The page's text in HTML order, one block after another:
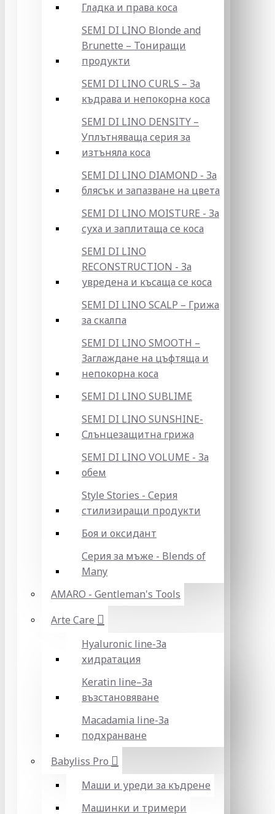
Гладка и права коса
SEMI DI LINO Blonde and
Brunette – Тониращи
продукти
SEMI DI LINO CURLS – За
къдрава и непокорна коса
SEMI DI LINO DENSITY –
Уплътняваща серия за
изтъняла коса
SEMI DI LINO DIAMOND - За
блясък и запазване на цвета
SEMI DI LINO MOISTURE - За
суха и заплитаща се коса
SEMI DI LINO
RECONSTRUCTION - За
увредена и късаща се коса
SEMI DI LINO SCALP – Грижа
за скалпа
SEMI DI LINO SMOOTH –
Заглаждане на цъфтяща и
непокорна коса
SEMI DI LINO SUBLIME
SEMI DI LINO SUNSHINE-
Слънцезащитна грижа
SEMI DI LINO VOLUME - За
обем
Style Stories - Серия
стилизиращи продукти
Боя и оксидант
Серия за мъже - Blends of
Many
AMARO - Gentleman's Tools
Arte Care
Hyaluronic line-За
хидратация
Keratin line–За
възстановяване
Macadamia line-За
подхранване
Babyliss Pro
Маши и уреди за къдрене
Машинки и тримери